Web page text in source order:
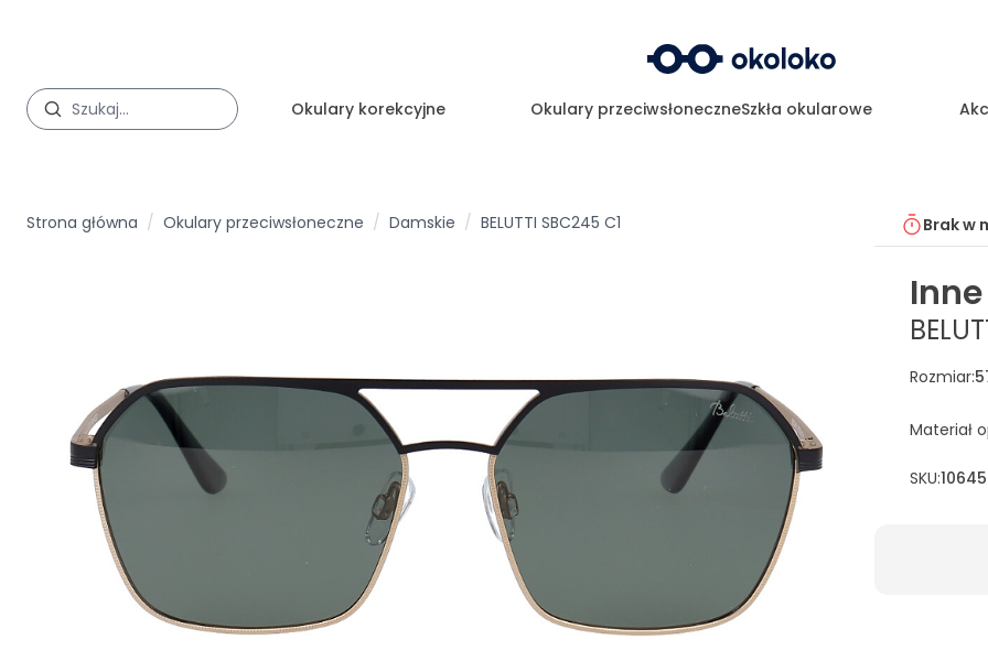
Okulary korekcyjne Okulary przeciwsłoneczneSzkła okularowe
Strona główna / Okulary przeciwsłoneczne / Damskie / BELUTTI SBC245 C1 Brak w
Inne
Rozmiar:
Materiał
SKU:10645